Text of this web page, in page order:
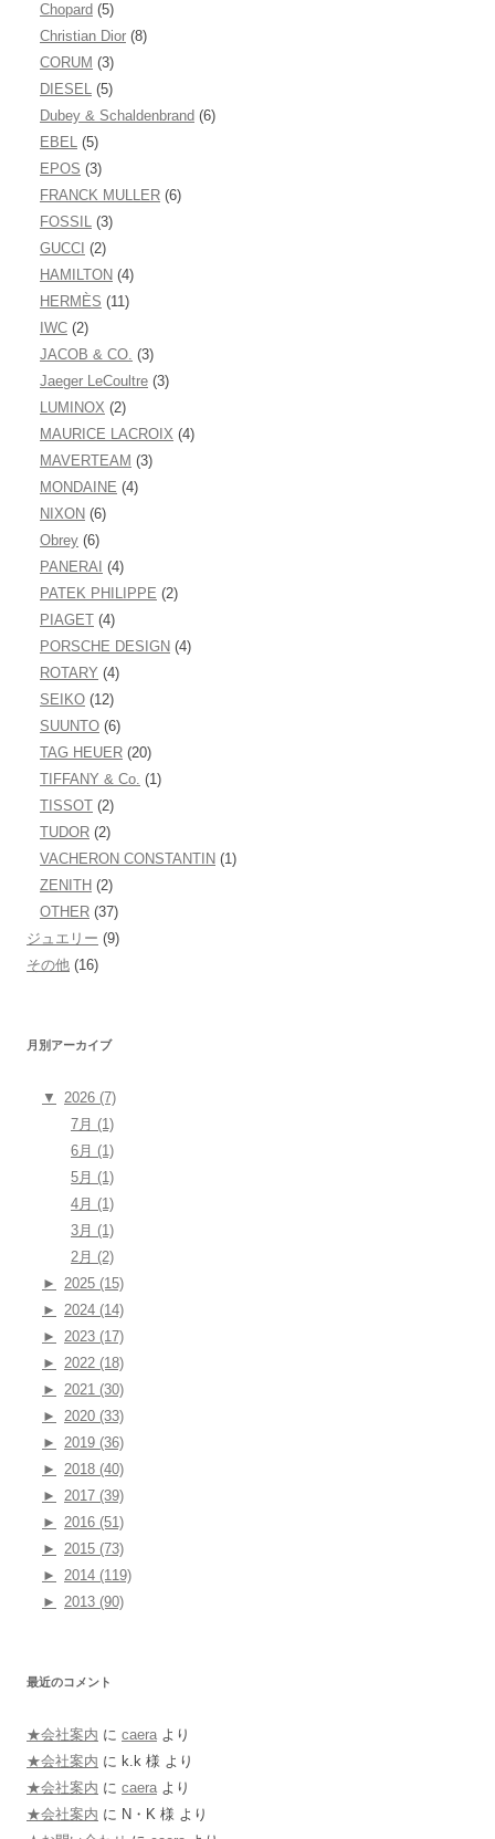
Chopard (5)
Christian Dior (8)
CORUM (3)
DIESEL (5)
Dubey & Schaldenbrand (6)
EBEL (5)
EPOS (3)
FRANCK MULLER (6)
FOSSIL (3)
GUCCI (2)
HAMILTON (4)
HERMÈS (11)
IWC (2)
JACOB & CO. (3)
Jaeger LeCoultre (3)
LUMINOX (2)
MAURICE LACROIX (4)
MAVERTEAM (3)
MONDAINE (4)
NIXON (6)
Obrey (6)
PANERAI (4)
PATEK PHILIPPE (2)
PIAGET (4)
PORSCHE DESIGN (4)
ROTARY (4)
SEIKO (12)
SUUNTO (6)
TAG HEUER (20)
TIFFANY & Co. (1)
TISSOT (2)
TUDOR (2)
VACHERON CONSTANTIN (1)
ZENITH (2)
OTHER (37)
ジュエリー (9)
その他 (16)
月別アーカイブ
▼
2026 (7)
7月 (1)
6月 (1)
5月 (1)
4月 (1)
3月 (1)
2月 (2)
►
2025 (15)
►
2024 (14)
►
2023 (17)
►
2022 (18)
►
2021 (30)
►
2020 (33)
►
2019 (36)
►
2018 (40)
►
2017 (39)
►
2016 (51)
►
2015 (73)
►
2014 (119)
►
2013 (90)
最近のコメント
★会社案内 に caera より
★会社案内 に k.k 様 より
★会社案内 に caera より
★会社案内 に N・K 様 より